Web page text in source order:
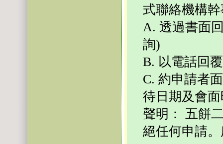
式聯絡機構
A. 透過書面
詢)
B. 以電話回覆
C. 約申請者
待日期及會
聲明： 五餅
絕任何申請